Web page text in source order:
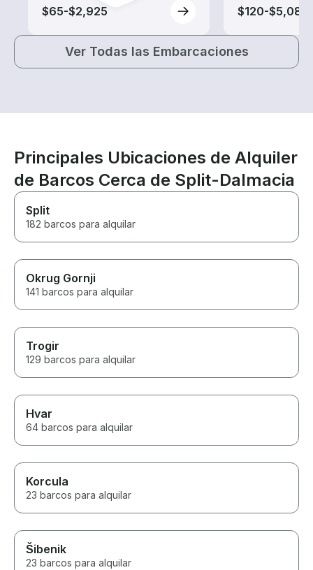
$65-$2,925
$120-$5,080
Ver Todas las Embarcaciones
Principales Ubicaciones de Alquiler
de Barcos Cerca de Split-Dalmacia
Split
182 barcos para alquilar
Okrug Gornji
141 barcos para alquilar
Trogir
129 barcos para alquilar
Hvar
64 barcos para alquilar
Korcula
23 barcos para alquilar
Šibenik
23 barcos para alquilar